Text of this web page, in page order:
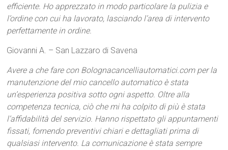
efficiente. Ho apprezzato in modo particolare la pulizia e
l’ordine con cui ha lavorato, lasciando l’area di intervento
perfettamente in ordine.
Giovanni A. – San Lazzaro di Savena
Avere a che fare con Bolognacancelliautomatici.com per la
manutenzione del mio cancello automatico è stata
un’esperienza positiva sotto ogni aspetto. Oltre alla
competenza tecnica, ciò che mi ha colpito di più è stata
l’affidabilità del servizio. Hanno rispettato gli appuntamenti
fissati, fornendo preventivi chiari e dettagliati prima di
qualsiasi intervento. La comunicazione è stata sempre